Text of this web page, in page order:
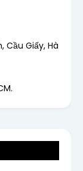
Cầu Giấy, Hà